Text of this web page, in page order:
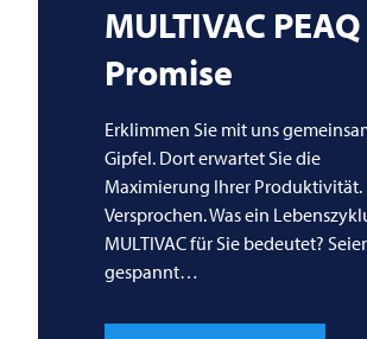
MULTIVAC PEAQ
Promise
Erklimmen Sie mit uns
Gipfel. Dort erwartet Sie die
Maximierung Ihrer Produktivität.
Versprochen. Was ein
MULTIVACfür Sie bedeutet?
gespannt…